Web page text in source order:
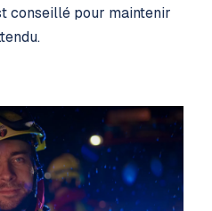
conseillé pour maintenir